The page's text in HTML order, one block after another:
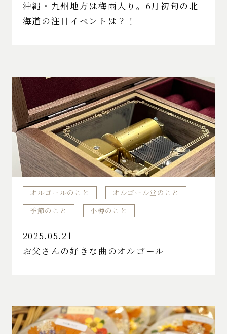
沖縄・九州地方は梅雨入り。6月初旬の北
海道の注目イベントは？！
オルゴールのこと
オルゴール堂のこと
季節のこと
小樽のこと
2025.05.21
お父さんの好きな曲のオルゴール